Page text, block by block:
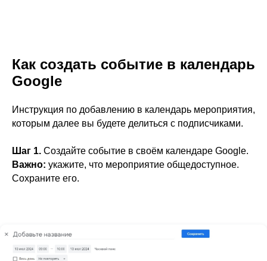
Как создать событие в календарь
Google
Инструкция по добавлению в календарь мероприятия,
которым далее вы будете делиться с подписчиками.
Шаг 1. Создайте событие в своём календаре Google.
Важно: укажите, что мероприятие общедоступное.
Сохраните его.